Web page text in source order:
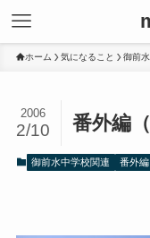
ホーム 気になること 御前
番外編
2006
2/10
御前水中学校関連 番外編